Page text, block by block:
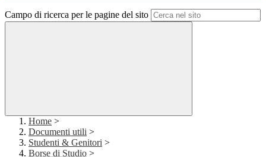
Campo di ricerca per le pagine del sito
Home >
Documenti utili >
Studenti & Genitori >
Borse di Studio >